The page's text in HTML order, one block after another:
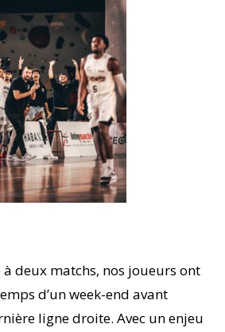
deux matchs, nos joueurs ont
d’un week-end avant
ligne droite. Avec un enjeu